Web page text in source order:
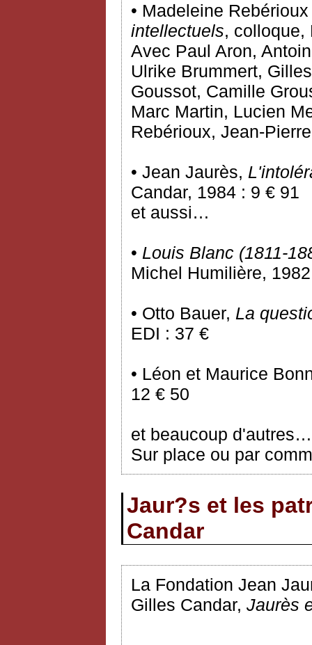
• Madeleine
intellectuels, colloque,
Avec Paul Aron,
Ulrike Brummert,
Goussot, Camille
Marc Martin, Lucien
Rebérioux, Jean-
• Jean Jaurès,
Candar, 1984 : 9 € 91
et aussi…
• Louis Blanc (1811-
Michel Humilière,
• Otto Bauer, La
EDI : 37 €
• Léon et Maurice
12 € 50
et beaucoup d'autres…
Sur place ou par
Jaur?s et les
Candar
La Fondation Jean
Gilles Candar, Jaurès